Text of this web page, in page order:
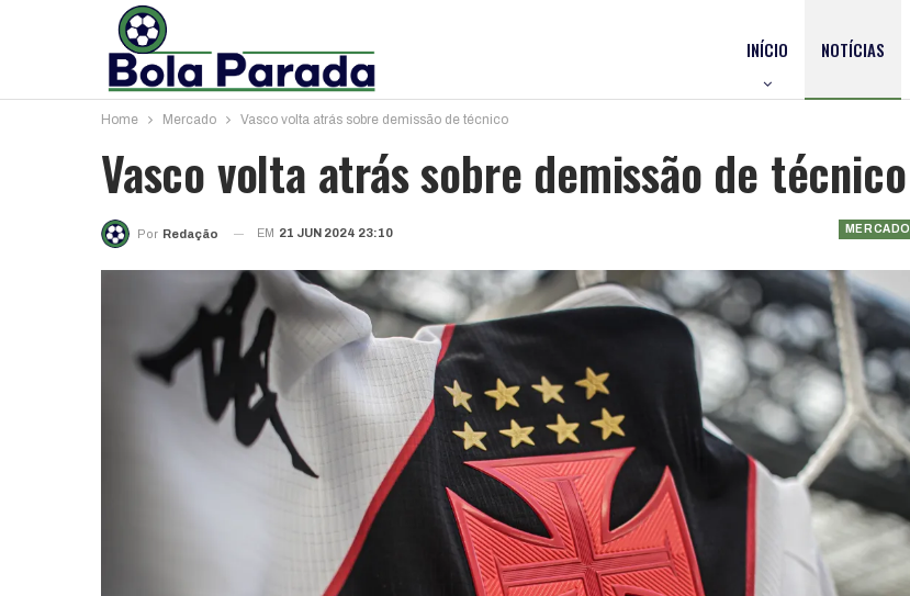
INÍCIO NOTÍCIAS
Home Mercado Vasco volta atrás sobre demissão de técnico
Vasco volta atrás sobre demissão de técnico
MERCADO
Por Redação EM 21 JUN 2024 23:10